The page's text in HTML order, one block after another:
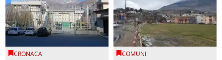
CRONACA COMUNI